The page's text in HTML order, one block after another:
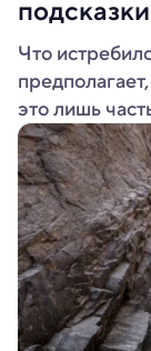
Что
это лишь